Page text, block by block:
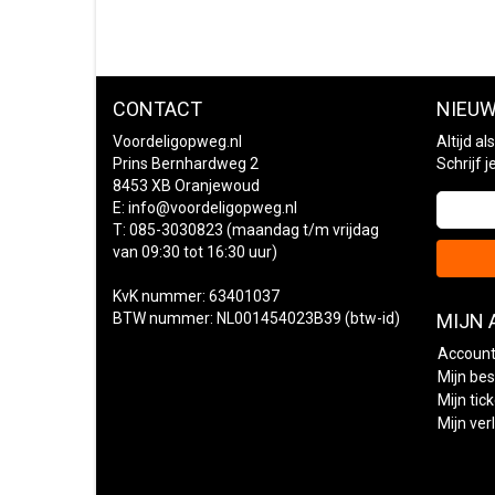
CONTACT
Voordeligopweg.nl
Prins Bernhardweg 2
8453 XB Oranjewoud
E: info@voordeligopweg.nl
T: 085-3030823 (maandag t/m vrijdag
van 09:30 tot 16:30 uur)
KvK nummer: 63401037
BTW nummer: NL001454023B39 (btw-id)
Altijd
Schrijf
MIJN
Mijn
Mijn
Mijn